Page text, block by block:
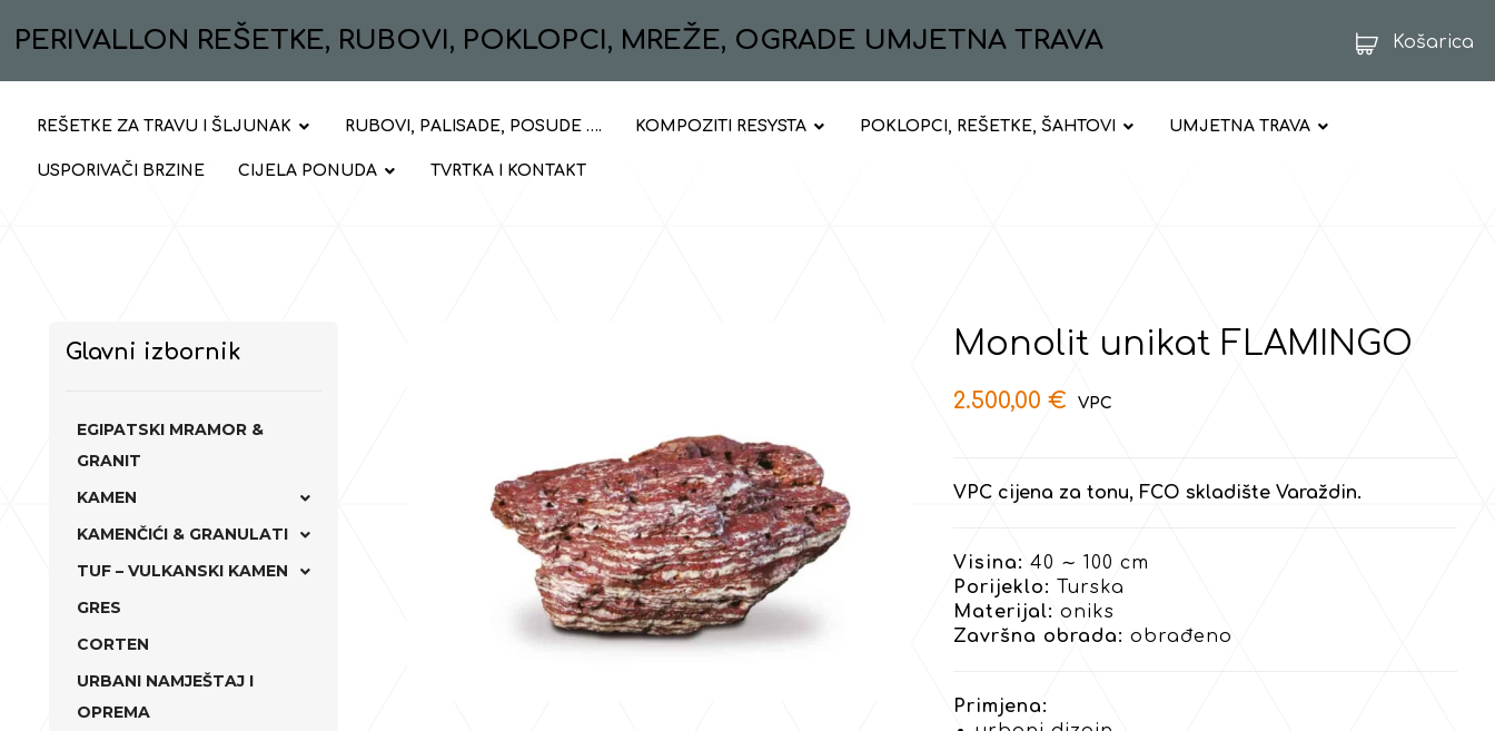
PERIVALLON REŠETKE, RUBOVI, POKLOPCI, MREŽE, OGRADE UMJETNA TRAVA Košarica
REŠETKE ZA TRAVU I ŠLJUNAK RUBOVI, PALISADE, POSUDE …. KOMPOZITI RESYSTA POKLOPCI, REŠETKE, ŠAHTOVI UMJETNA TRAVA
USPORIVAČI BRZINE CIJELA PONUDA TVRTKA I KONTAKT
Monolit unikat FLAMINGO
2.500,00 €
VPC cijena za tonu, FCO skladište Varaždin.
Visina: 40 ∼ 100 cm
Porijeklo: Turska
Materijal: oniks
Završna obrada: obrađeno
Primjena:
Glavni izbornik
EGIPATSKI MRAMOR &
GRANIT
KAMEN
KAMENČIĆI & GRANULATI
TUF – VULKANSKI KAMEN
GRES
CORTEN
URBANI NAMJEŠTAJ I
OPREMA